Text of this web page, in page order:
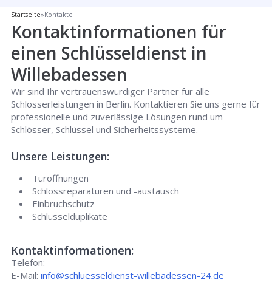
Startseite»Kontakte
Kontaktinformationen für
einen Schlüsseldienst in
Willebadessen
Wir sind Ihr vertrauenswürdiger Partner für alle
Schlosserleistungen in Berlin. Kontaktieren Sie uns gerne für
professionelle und zuverlässige Lösungen rund um
Schlösser, Schlüssel und Sicherheitssysteme.
Unsere Leistungen:
Türöffnungen
Schlossreparaturen und -austausch
Einbruchschutz
Schlüsselduplikate
Kontaktinformationen:
Telefon:
E-Mail:info@schluesseldienst-willebadessen-24.de